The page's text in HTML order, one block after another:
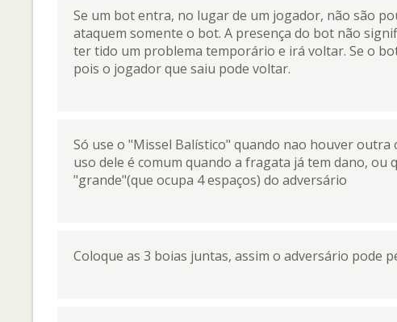
Se um bot entra, no lugar de um jogador, não são
ataquem somente o bot. A presença do bot não
ter tido um problema temporário e irá voltar. Se o
pois o jogador que saiu pode voltar.
Só use o "Missel Balístico" quando nao houver outra
uso dele é comum quando a fragata já tem dano, ou
"grande"(que ocupa 4 espaços) do adversário
Coloque as 3 boias juntas, assim o adversário pode